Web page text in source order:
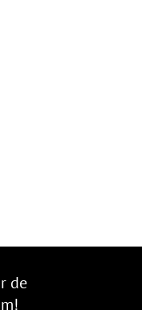
de